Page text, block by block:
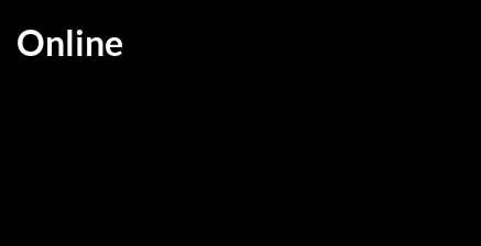
Online